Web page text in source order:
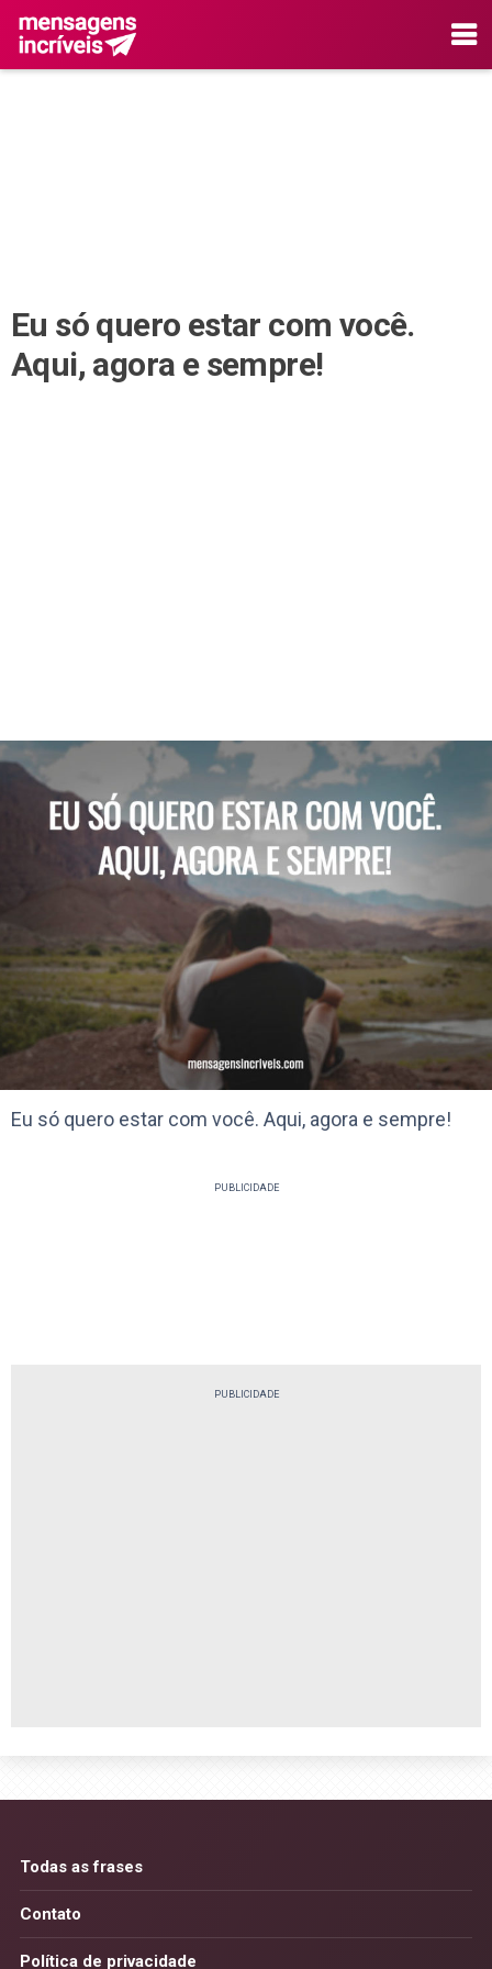
Eu só quero estar com você.
Aqui, agora e sempre!
Eu só quero estar com você. Aqui, agora e sempre!
PUBLICIDADE
PUBLICIDADE
Todas as frases
Contato
Política de privacidade